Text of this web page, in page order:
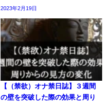
2023年2月19日
【（禁欲）オナ禁日誌】３週間
の壁を突破した際の効果と周り